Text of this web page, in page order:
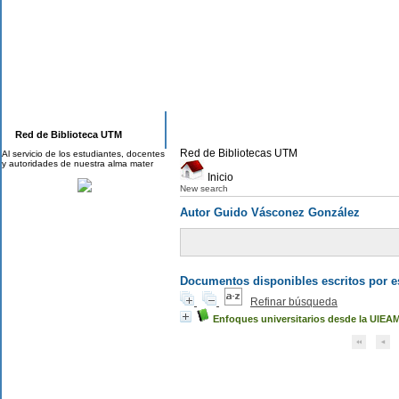
Red de Bibliotecas UTM
Inicio
New search
Autor Guido Vásconez González
Documentos disponibles escritos por
Refinar búsqueda
Enfoques universitarios desde la
Red de Biblioteca UTM
Al servicio de los estudiantes, docentes
y autoridades de nuestra alma mater